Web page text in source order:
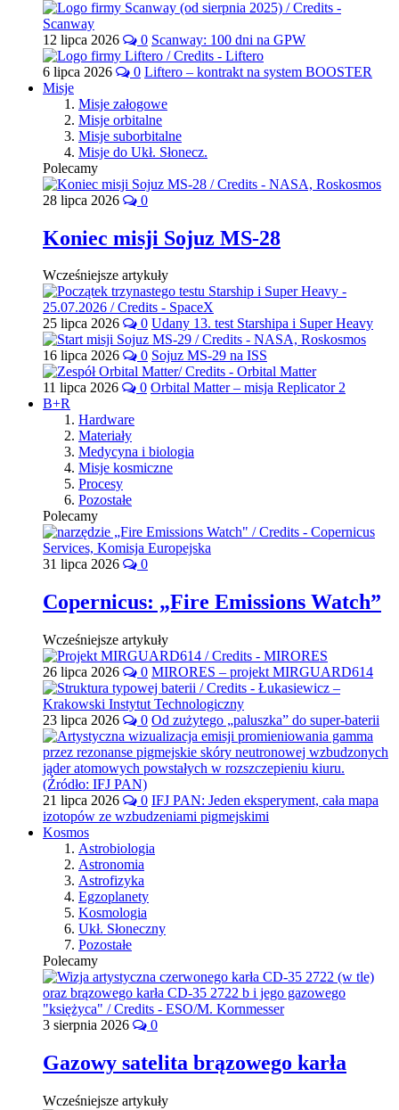
12 lipca 2026 0 Scanway: 100 dni na GPW
6 lipca 2026 0 Liftero – kontrakt na system BOOSTER
Misje
Misje załogowe
Misje orbitalne
Misje suborbitalne
Misje do Ukł. Słonecz.
Polecamy
28 lipca 2026 0
Koniec misji Sojuz MS-28
Wcześniejsze artykuły
25 lipca 2026 0 Udany 13. test Starshipa i Super Heavy
16 lipca 2026 0 Sojuz MS-29 na ISS
11 lipca 2026 0 Orbital Matter – misja Replicator 2
B+R
Hardware
Materiały
Medycyna i biologia
Misje kosmiczne
Procesy
Pozostałe
Polecamy
31 lipca 2026 0
Copernicus: „Fire Emissions Watch”
Wcześniejsze artykuły
26 lipca 2026 0 MIRORES – projekt MIRGUARD614
23 lipca 2026 0 Od zużytego „paluszka” do super-baterii
21 lipca 2026 0 IFJ PAN: Jeden eksperyment, cała mapa
izotopów ze wzbudzeniami pigmejskimi
Kosmos
Astrobiologia
Astronomia
Astrofizyka
Egzoplanety
Kosmologia
Ukł. Słoneczny
Pozostałe
Polecamy
3 sierpnia 2026 0
Gazowy satelita brązowego karła
Wcześniejsze artykuły